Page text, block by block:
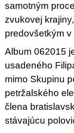
samotným
zvukovej
predovšetkým
Album 062015
usadeného
mimo Skupinu
petržalského
člena
stávajúcu